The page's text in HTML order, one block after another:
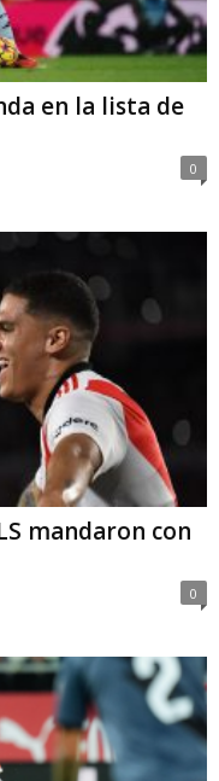
en la lista de
0
mandaron con
0